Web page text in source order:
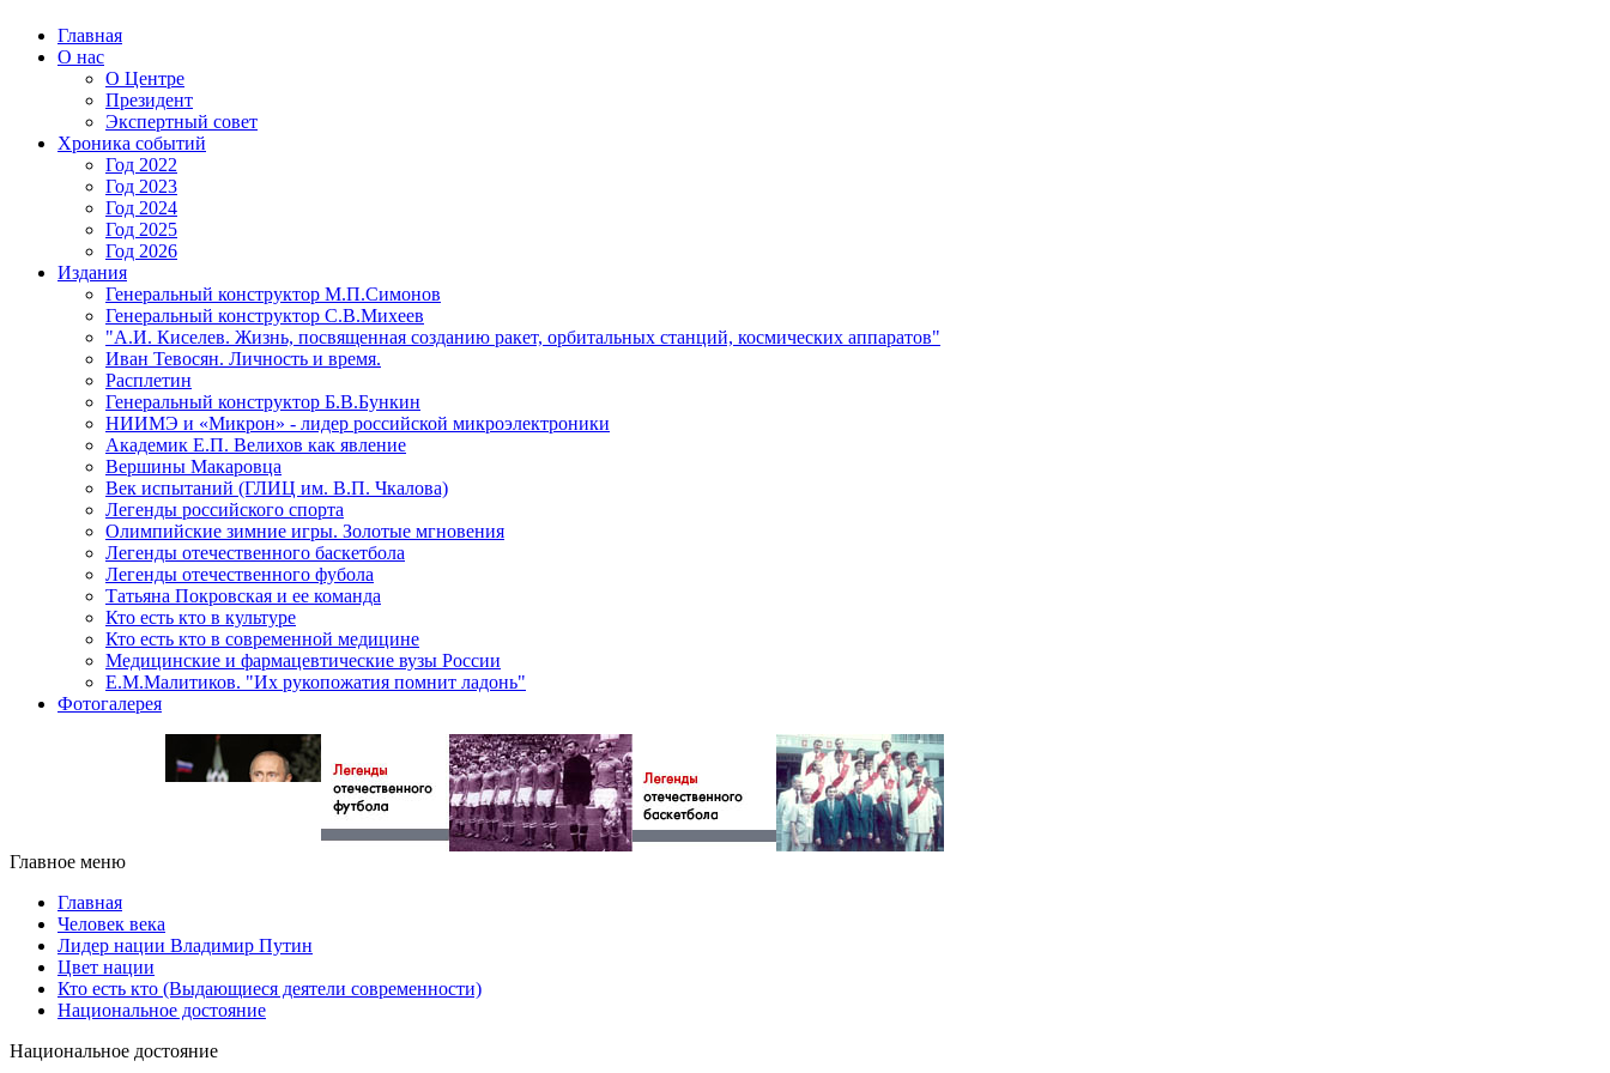
Главная
О нас
О Центре
Президент
Экспертный совет
Хроника событий
Год 2022
Год 2023
Год 2024
Год 2025
Год 2026
Издания
Генеральный конструктор М.П.Симонов
Генеральный конструктор С.В.Михеев
"А.И. Киселев. Жизнь, посвященная созданию ракет, орбитальных станций, космических аппаратов"
Иван Тевосян. Личность и время.
Расплетин
Генеральный конструктор Б.В.Бункин
НИИМЭ и «Микрон» - лидер российской микроэлектроники
Академик Е.П. Велихов как явление
Вершины Макаровца
Век испытаний (ГЛИЦ им. В.П. Чкалова)
Легенды российского спорта
Олимпийские зимние игры. Золотые мгновения
Легенды отечественного баскетбола
Легенды отечественного фубола
Татьяна Покровская и ее команда
Кто есть кто в культуре
Кто есть кто в современной медицине
Медицинские и фармацевтические вузы России
Е.М.Малитиков. "Их рукопожатия помнит ладонь"
Фотогалерея
Главное меню
Главная
Человек века
Лидер нации Владимир Путин
Цвет нации
Кто есть кто (Выдающиеся деятели современности)
Национальное достояние
Национальное достояние